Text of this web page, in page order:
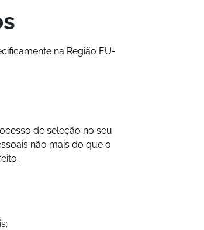
na Região EU-
de seleção no seu
não mais do que o